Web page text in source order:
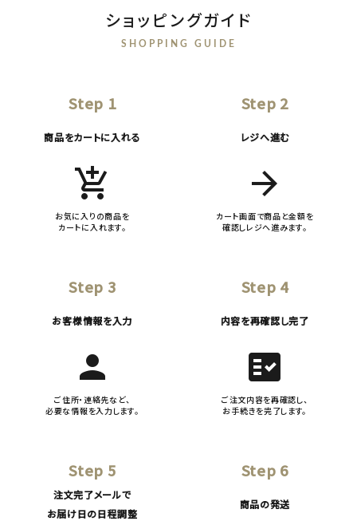
ショッピングガイド
SHOPPING GUIDE
Step 1
商品をカートに入れる
add_shopping_cart
お気に入りの商品を
カートに入れます。
Step 2
レジへ進む
arrow_forward
カート画面で商品と金額を
確認しレジへ進みます。
Step 3
お客様情報を入力
person
ご住所・連絡先など、
必要な情報を入力します。
Step 4
内容を再確認し完了
fact_check
ご注文内容を再確認し、
お手続きを完了します。
Step 5
注文完了メールで
お届け日の日程調整
Step 6
商品の発送